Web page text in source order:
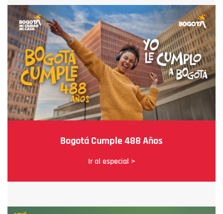
Bogotá Cumple 488 Años
Ir al especial >